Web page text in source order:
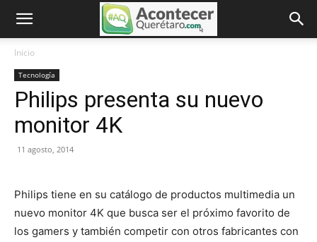
Inicio
Tecnología
Philips presenta su nuevo
monitor 4K
11 agosto, 2014
Philips tiene en su catálogo de productos multimedia un
nuevo monitor 4K que busca ser el próximo favorito de
los gamers y también competir con otros fabricantes con